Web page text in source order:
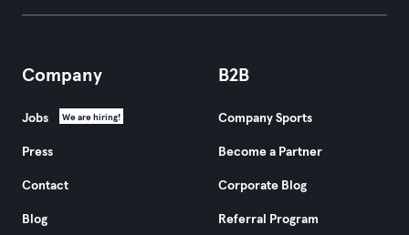
Company
Jobs We are hiring!
Press
Contact
Blog
B2B
Company Sports
Become a Partner
Corporate Blog
Referral Program